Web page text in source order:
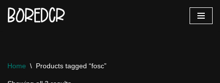
Home \ Products tagged “fosc”